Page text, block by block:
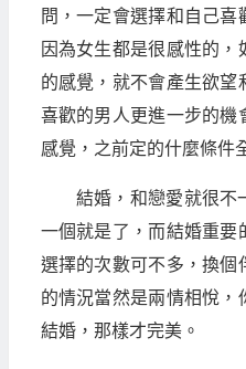
問，一定會選擇和自己喜
因為女生都是很感性的
的感覺，就不會產生欲望
喜歡的男人更進一步的機
感覺，之前定的什麼條件
結婚，和戀愛就很不
一個就是了，而結婚重要
選擇的次數可不多，換個
的情況當然是兩情相悅，
結婚，那樣才完美。